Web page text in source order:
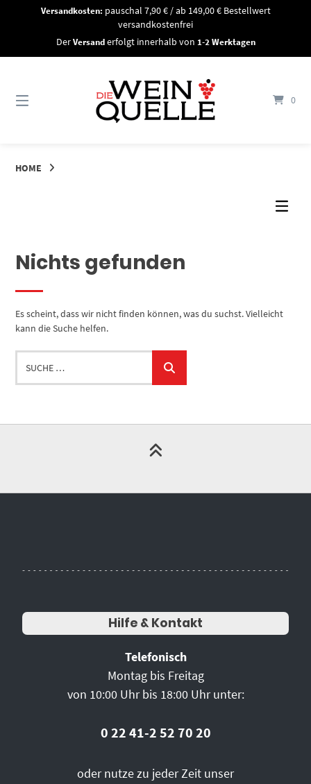
Versandkosten: pauschal 7,90 € / ab 149,00 € Bestellwert
versandkostenfrei
DerVersanderfolgt innerhalb von 1-2 Werktagen
0
HOME
Nichts gefunden
Es scheint, dass wir nicht finden können, was du suchst. Vielleicht
kann die Suche helfen.
Suche
Hilfe & Kontakt
Telefonisch
Montag bis Freitag
von 10:00 Uhr bis 18:00 Uhr unter:
0 22 41-2 52 70 20
oder nutze zu jeder Zeit unser